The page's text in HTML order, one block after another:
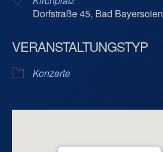
Dorfstraße 45, Bad Bayersoien
VERANSTALTUNGSTYP
Konzerte